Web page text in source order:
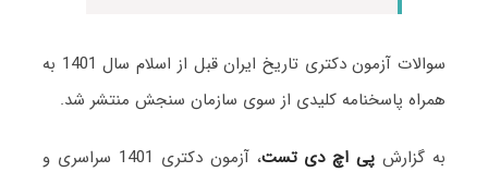
سوالات آزمون دکتری تاریخ ایران قبل از اسلام سال 1401 به
همراه پاسخنامه کلیدی از سوی سازمان سنجش منتشر شد.
به گزارشپی اچ دی تست
، آزمون دکتری 1401 سراسری و